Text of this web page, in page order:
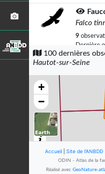
Falco
9
Dernière
Dernière
Sturnus
Pie
100 dernières
Hautot-sur-Seine
+
−
Accueil Site de l'ANBDD
ODIN - Atlas de la
Réalisé avec GeoNature-